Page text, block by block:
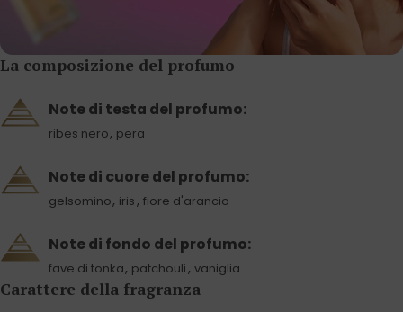
La composizione del profumo
Note di testa del profumo:
ribes nero, pera
Note di cuore del profumo:
gelsomino, iris , fiore d'arancio
Note di fondo del profumo:
fave di tonka, patchouli , vaniglia
Carattere della fragranza